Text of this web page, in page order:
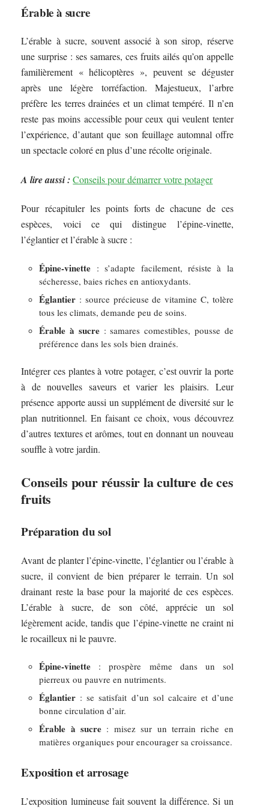
Érable à sucre
L’érable à sucre, souvent associé à son sirop, réserve
une surprise : ses samares, ces fruits ailés qu’on appelle
familièrement « hélicoptères », peuvent se déguster
après une légère torréfaction. Majestueux, l’arbre
préfère les terres drainées et un climat tempéré. Il n’en
reste pas moins accessible pour ceux qui veulent tenter
l’expérience, d’autant que son feuillage automnal offre
un spectacle coloré en plus d’une récolte originale.
A lire aussi : Conseils pour démarrer votre potager
Pour récapituler les points forts de chacune de ces
espèces, voici ce qui distingue l’épine-vinette,
l’églantier et l’érable à sucre :
Épine-vinette : s’adapte facilement, résiste à la
sécheresse, baies riches en antioxydants.
Églantier : source précieuse de vitamine C, tolère
tous les climats, demande peu de soins.
Érable à sucre: samares comestibles, pousse de
préférence dans les sols bien drainés.
Intégrer ces plantes à votre potager, c’est ouvrir la porte
à de nouvelles saveurs et varier les plaisirs. Leur
présence apporte aussi un supplément de diversité sur le
plan nutritionnel. En faisant ce choix, vous découvrez
d’autres textures et arômes, tout en donnant un nouveau
souffle à votre jardin.
Conseils pour réussir la culture de ces
fruits
Préparation du sol
Avant de planter l’épine-vinette, l’églantier ou l’érable à
sucre, il convient de bien préparer le terrain. Un sol
drainant reste la base pour la majorité de ces espèces.
L’érable à sucre, de son côté, apprécie un sol
légèrement acide, tandis que l’épine-vinette ne craint ni
le rocailleux ni le pauvre.
Épine-vinette : prospère même dans un sol
pierreux ou pauvre en nutriments.
Églantier : se satisfait d’un sol calcaire et d’une
bonne circulation d’air.
Érable à sucre : misez sur un terrain riche en
matières organiques pour encourager sa croissance.
Exposition et arrosage
L’exposition lumineuse fait souvent la différence. Si un